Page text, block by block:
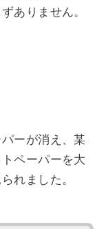
ありません。
ーが消え、某
ペーパーを大
れました。